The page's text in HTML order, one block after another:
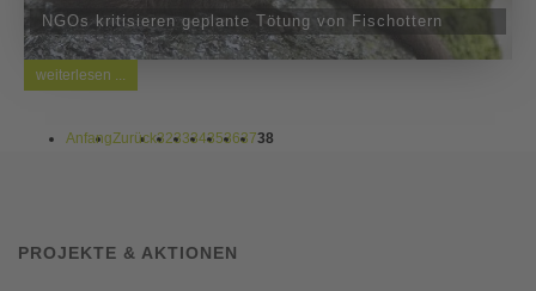
NGOs kritisieren geplante Tötung von Fischottern
weiterlesen ...
AnfangZurück32333435363738
PROJEKTE & AKTIONEN